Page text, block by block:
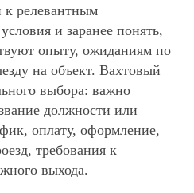
к релевантным
и заранее понять,
опыту, ожиданиям по
на объект. Вахтовый
выбора: важно
должности или
оплату, оформление,
требования к
выхода.